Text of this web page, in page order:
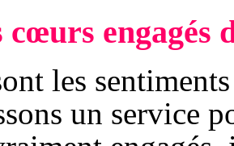
cœurs engagés
les
un service